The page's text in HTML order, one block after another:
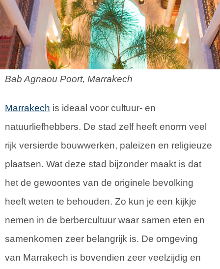
Bab Agnaou Poort, Marrakech
Marrakech is ideaal voor cultuur- en
natuurliefhebbers. De stad zelf heeft enorm veel
rijk versierde bouwwerken, paleizen en religieuze
plaatsen. Wat deze stad bijzonder maakt is dat
het de gewoontes van de originele bevolking
heeft weten te behouden. Zo kun je een kijkje
nemen in de berbercultuur waar samen eten en
samenkomen zeer belangrijk is. De omgeving
van Marrakech is bovendien zeer veelzijdig en